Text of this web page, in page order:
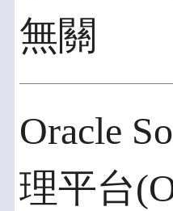
無關
Oracle
理平台